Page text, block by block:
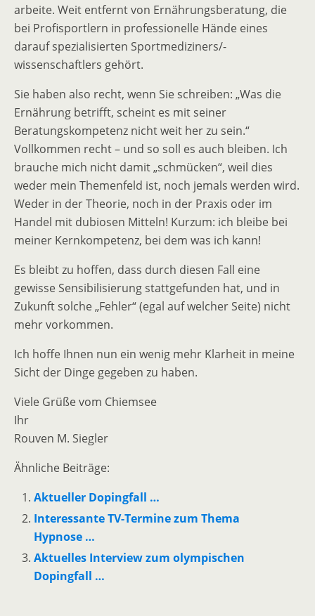
arbeite. Weit entfernt von Ernährungsberatung, die
bei Profisportlern in professionelle Hände eines
darauf spezialisierten Sportmediziners/-
wissenschaftlers gehört.
Sie haben also recht, wenn Sie schreiben: „Was die
Ernährung betrifft, scheint es mit seiner
Beratungskompetenz nicht weit her zu sein.“
Vollkommen recht – und so soll es auch bleiben. Ich
brauche mich nicht damit „schmücken“, weil dies
weder mein Themenfeld ist, noch jemals werden wird.
Weder in der Theorie, noch in der Praxis oder im
Handel mit dubiosen Mitteln! Kurzum: ich bleibe bei
meiner Kernkompetenz, bei dem was ich kann!
Es bleibt zu hoffen, dass durch diesen Fall eine
gewisse Sensibilisierung stattgefunden hat, und in
Zukunft solche „Fehler“ (egal auf welcher Seite) nicht
mehr vorkommen.
Ich hoffe Ihnen nun ein wenig mehr Klarheit in meine
Sicht der Dinge gegeben zu haben.
Viele Grüße vom Chiemsee
Ihr
Rouven M. Siegler
Ähnliche Beiträge:
Aktueller Dopingfall …
Interessante TV-Termine zum Thema
Hypnose …
Aktuelles Interview zum olympischen
Dopingfall …